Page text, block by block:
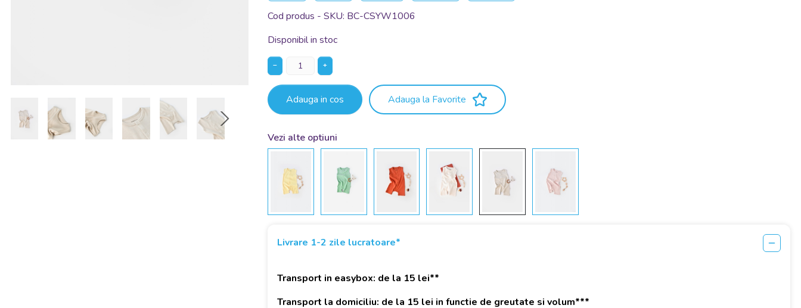
Cod produs - SKU BC-CSYW1006
Disponibil in stoc
− +
Adauga in cos Adauga la Favorite
Vezi alte optiuni
Livrare 1-2 zile lucratoare*
Transport in easybox: de la 15 lei**
Transport la domiciliu: de la 15 lei in functie de greutate si volum***